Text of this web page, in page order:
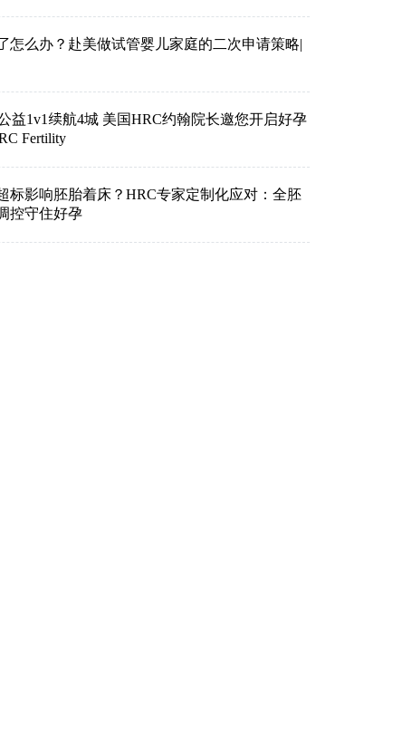
怎么办？赴美做试管婴儿家庭的二次申请策略|
益1v1续航4城 美国HRC约翰院长邀您开启好孕
Fertility
标影响胚胎着床？HRC专家定制化应对：全胚
控守住好孕